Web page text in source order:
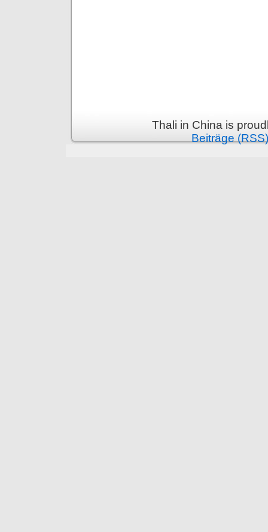
Thali in China is
Beiträge (RSS)